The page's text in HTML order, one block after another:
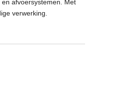
afvoersystemen. Met
verwerking.